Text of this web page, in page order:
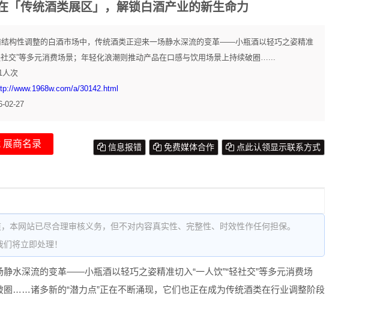
「传统酒类展区」，解锁白酒产业的新生命力
构性调整的白酒市场中，传统酒类正迎来一场静水深流的变革——小瓶酒以轻巧之姿精准
社交”等多元消费场景；年轻化浪潮则推动产品在口感与饮用场景上持续破圈…...
人次
www.1968w.com/a/30142.html
02-27
展商名录 点此认领显示联系方式
免费媒体合作
信息报错
本网站已尽合理审核义务，但不对内容真实性、完整性、时效性作任何担保。
们将立即处理！
水深流的变革——小瓶酒以轻巧之姿精准切入“一人饮”“轻社交”等多元消费场
……诸多新的“潜力点”正在不断涌现，它们也正在成为传统酒类在行业调整阶段